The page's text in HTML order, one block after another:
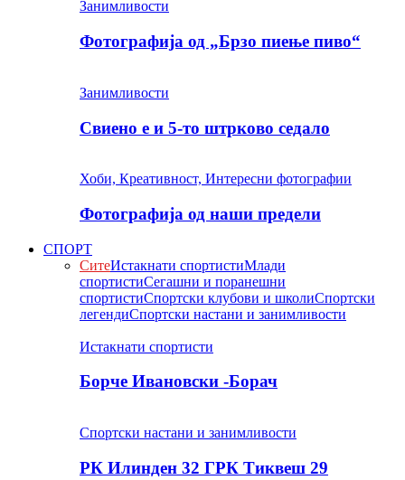
Занимливости
Фотографија од „Брзо пиење пиво“
Занимливости
Свиено е и 5-то штрково седало
Хоби, Креативност, Интересни фотографии
Фотографија од наши предели
СПОРТ
СитеИстакнати спортистиМлади
спортистиСегашни и поранешни
спортистиСпортски клубови и школиСпортски
легендиСпортски настани и занимливости
Истакнати спортисти
Борче Ивановски -Борач
Спортски настани и занимливости
РК Илинден 32 ГРК Тиквеш 29